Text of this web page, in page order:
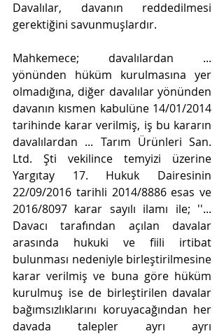
Davalılar, davanın reddedilmesi
gerektiğini savunmuşlardır.
Mahkemece; davalılardan ...
yönünden hüküm kurulmasına yer
olmadığına, diğer davalılar yönünden
davanın kısmen kabulüne 14/01/2014
tarihinde karar verilmiş, iş bu kararın
davalılardan ... Tarım Ürünleri San.
Ltd. Şti vekilince temyizi üzerine
Yargıtay 17. Hukuk Dairesinin
22/09/2016 tarihli 2014/8886 esas ve
2016/8097 karar sayılı ilamı ile; ''...
Davacı tarafından açılan davalar
arasında hukuki ve fiili irtibat
bulunması nedeniyle birleştirilmesine
karar verilmiş ve buna göre hüküm
kurulmuş ise de birleştirilen davalar
bağımsızlıklarını koruyacağından her
davada talepler ayrı ayrı